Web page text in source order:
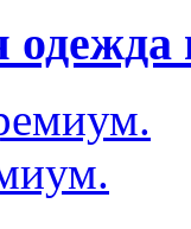
одежда